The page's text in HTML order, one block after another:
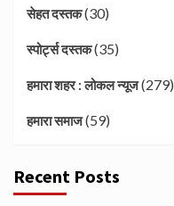
सेहत दस्तक(30)
स्पोर्ट्स दस्तक(35)
हमारा शहर : लोकल न्यूज(279)
हमारा समाज(59)
Recent Posts